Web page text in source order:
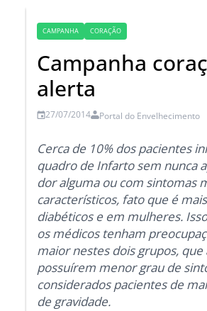
CAMPANHA CORAÇÃO
Campanha
alerta
27/07/2014 Portal do Envelhecimento
Cerca de 10% dos pacientes
quadro de Infarto sem nunca
dor alguma ou com sintomas
característicos, fato que é
diabéticos e em mulheres.
os médicos tenham
maior nestes dois grupos, que
possuírem menor grau de
considerados pacientes de
de gravidade.